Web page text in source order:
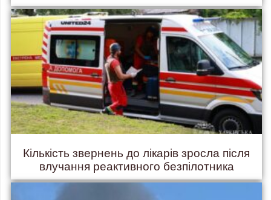
Кількість звернень до лікарів зросла після
влучання реактивного безпілотника